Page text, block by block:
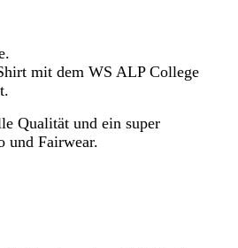
mit dem WS ALP College
Qualität und ein super
und Fairwear.